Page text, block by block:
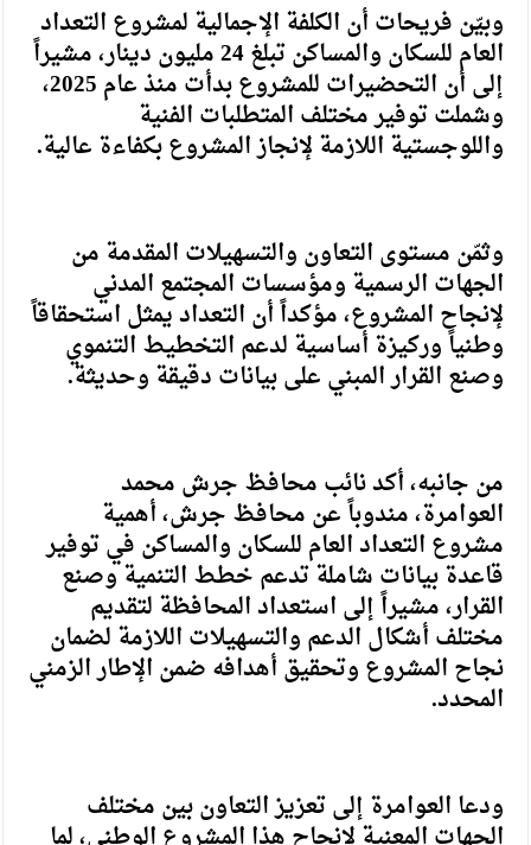
وبيّن فريحات أن الكلفة الإجمالية لمشروع التعداد
العام للسكان والمساكن تبلغ 24 مليون دينار، مشيراً
إلى أن التحضيرات للمشروع بدأت منذ عام 2025،
وشملت توفير مختلف المتطلبات الفنية
واللوجستية اللازمة لإنجاز المشروع بكفاءة عالية.
وثمّن مستوى التعاون والتسهيلات المقدمة من
الجهات الرسمية ومؤسسات المجتمع المدني
لإنجاح المشروع، مؤكداً أن التعداد يمثل استحقاقاً
وطنياً وركيزة أساسية لدعم التخطيط التنموي
وصنع القرار المبني على بيانات دقيقة وحديثة.
من جانبه، أكد نائب محافظ جرش محمد
العوامرة، مندوباً عن محافظ جرش، أهمية
مشروع التعداد العام للسكان والمساكن في توفير
قاعدة بيانات شاملة تدعم خطط التنمية وصنع
القرار، مشيراً إلى استعداد المحافظة لتقديم
مختلف أشكال الدعم والتسهيلات اللازمة لضمان
نجاح المشروع وتحقيق أهدافه ضمن الإطار الزمني
المحدد.
ودعا العوامرة إلى تعزيز التعاون بين مختلف